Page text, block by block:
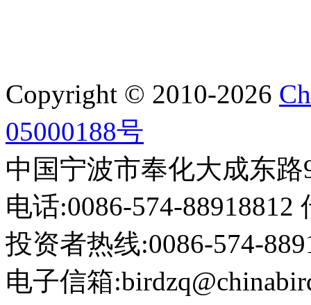
Copyright © 2010-2026
05000188号
中国宁波市奉化大成东路
电话:0086-574-88918812
投资者热线:0086-574-
电子信箱